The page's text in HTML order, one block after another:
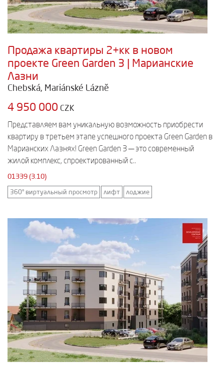
Продажа квартиры 2+кк в новом
проекте Green Garden 3 | Марианские
Лазни
Chebská, Mariánské Lázně
4 950 000 CZK
Представляем вам уникальную возможность приобрести
квартиру в третьем этапе успешного проекта Green Garden в
Марианских Лазнях! Green Garden 3 — это современный
жилой комплекс, спроектированный с..
01339 (3.10)
360° виртуальный просмотр лифт лоджие